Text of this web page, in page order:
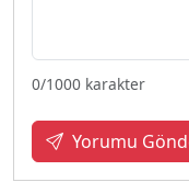
0/1000 karakter
Yorumu